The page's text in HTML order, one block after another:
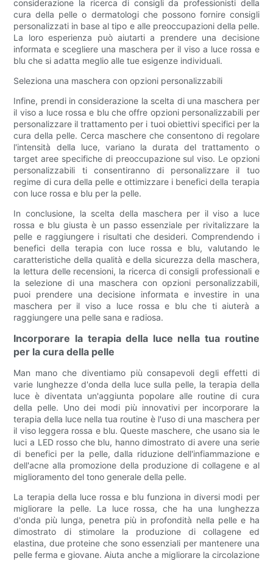
considerazione la ricerca di consigli da professionisti della
cura della pelle o dermatologi che possono fornire consigli
personalizzati in base al tipo e alle preoccupazioni della pelle.
La loro esperienza può aiutarti a prendere una decisione
informata e scegliere una maschera per il viso a luce rossa e
blu che si adatta meglio alle tue esigenze individuali.
Seleziona una maschera con opzioni personalizzabili
Infine, prendi in considerazione la scelta di una maschera per
il viso a luce rossa e blu che offre opzioni personalizzabili per
personalizzare il trattamento per i tuoi obiettivi specifici per la
cura della pelle. Cerca maschere che consentono di regolare
l'intensità della luce, variano la durata del trattamento o
target aree specifiche di preoccupazione sul viso. Le opzioni
personalizzabili ti consentiranno di personalizzare il tuo
regime di cura della pelle e ottimizzare i benefici della terapia
con luce rossa e blu per la pelle.
In conclusione, la scelta della maschera per il viso a luce
rossa e blu giusta è un passo essenziale per rivitalizzare la
pelle e raggiungere i risultati che desideri. Comprendendo i
benefici della terapia con luce rossa e blu, valutando le
caratteristiche della qualità e della sicurezza della maschera,
la lettura delle recensioni, la ricerca di consigli professionali e
la selezione di una maschera con opzioni personalizzabili,
puoi prendere una decisione informata e investire in una
maschera per il viso a luce rossa e blu che ti aiuterà a
raggiungere una pelle sana e radiosa.
Incorporare la terapia della luce nella tua routine
per la cura della pelle
Man mano che diventiamo più consapevoli degli effetti di
varie lunghezze d'onda della luce sulla pelle, la terapia della
luce è diventata un'aggiunta popolare alle routine di cura
della pelle. Uno dei modi più innovativi per incorporare la
terapia della luce nella tua routine è l'uso di una maschera per
il viso leggera rossa e blu. Queste maschere, che usano sia le
luci a LED rosso che blu, hanno dimostrato di avere una serie
di benefici per la pelle, dalla riduzione dell'infiammazione e
dell'acne alla promozione della produzione di collagene e al
miglioramento del tono generale della pelle.
La terapia della luce rossa e blu funziona in diversi modi per
migliorare la pelle. La luce rossa, che ha una lunghezza
d'onda più lunga, penetra più in profondità nella pelle e ha
dimostrato di stimolare la produzione di collagene ed
elastina, due proteine ​​che sono essenziali per mantenere una
pelle ferma e giovane. Aiuta anche a migliorare la circolazione